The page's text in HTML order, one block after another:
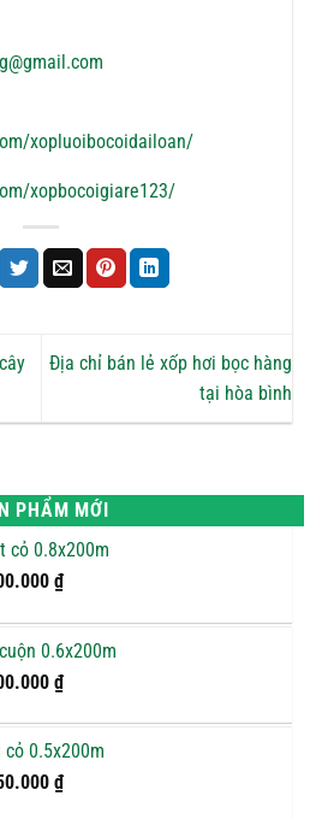
g@gmail.com
xopluoibocoidailoan/
xopbocoigiare123/
Địa chỉ bán lẻ xốp hơi bọc hàng
tại hòa bình
PHẨM MỚI
cỏ 0.8x200m
₫.
₫Giá
tại
là:
900.000 ₫.
0.6x200m
₫.
₫Giá
tại
là:
700.000 ₫.
cỏ 0.5x200m
₫Giá